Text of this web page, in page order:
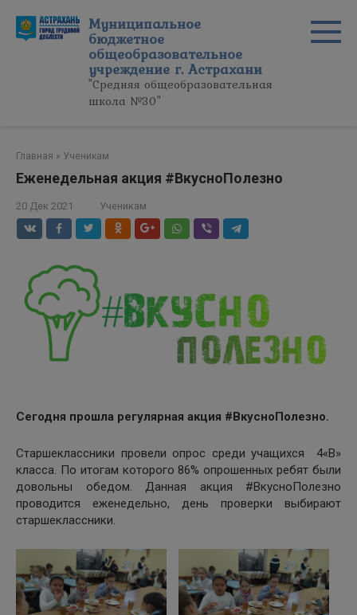
контенту
Муниципальное
бюджетное
общеобразовательное
учреждение г. Астрахани
"Средняя общеобразовательная
школа №30"
Главная » Ученикам
Еженедельная акция #ВкусноПолезно
20 Дек 2021 Ученикам
Сегодня прошла регулярная акция #ВкусноПолезно.
Старшеклассники провели опрос среди учащихся 4«В»
класса. По итогам которого 86% опрошенных ребят были
довольны обедом. Данная акция #ВкусноПолезно
проводится еженедельно, день проверки выбирают
старшеклассники.